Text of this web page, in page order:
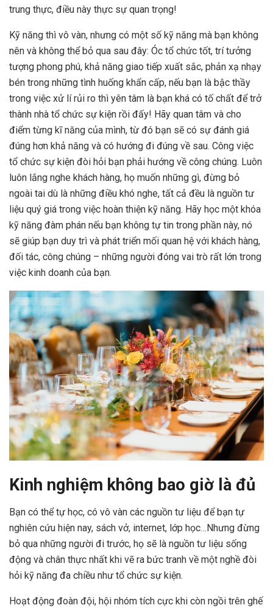
trung thực, điều này thực sự quan trọng!
Kỹ năng thì vô vàn, nhưng có một số kỹ năng mà bạn không
nên và không thể bỏ qua sau đây: Óc tổ chức tốt, trí tưởng
tượng phong phú, khả năng giao tiếp xuất sắc, phản xạ nhạy
bén trong những tình huống khẩn cấp, nếu bạn là bậc thầy
trong việc xử lí rủi ro thì yên tâm là bạn khá có tố chất để trở
thành nhà tổ chức sự kiện rồi đấy! Hãy quan tâm và cho
điểm từng kĩ năng của mình, từ đó bạn sẽ có sự đánh giá
đúng hơn khả năng và có hướng đi đúng về sau. Công việc
tổ chức sự kiện đòi hỏi bạn phải hướng về công chúng. Luôn
luôn lắng nghe khách hàng, họ muốn những gì, đừng bỏ
ngoài tai dù là những điều khó nghe, tất cả đều là nguồn tư
liệu quý giá trong việc hoàn thiện kỹ năng. Hãy học một khóa
kỹ năng đàm phán nếu bạn không tự tin trong phần này, nó
sẽ giúp bạn duy trì và phát triển mối quan hệ với khách hàng,
đối tác, công chúng – những người đóng vai trò rất lớn trong
việc kinh doanh của bạn.
Kinh nghiệm không bao giờ là đủ
Bạn có thể tự học, có vô vàn các nguồn tư liệu để bạn tự
nghiên cứu hiện nay, sách vở, internet, lớp học…Nhưng đừng
bỏ qua những người đi trước, họ sẽ là nguồn tư liệu sống
động và chân thực nhất khi vẽ ra bức tranh về một nghề đòi
hỏi kỹ năng đa chiều như tổ chức sự kiện.
Hoạt động đoàn đội, hội nhóm tích cực khi còn ngồi trên ghế